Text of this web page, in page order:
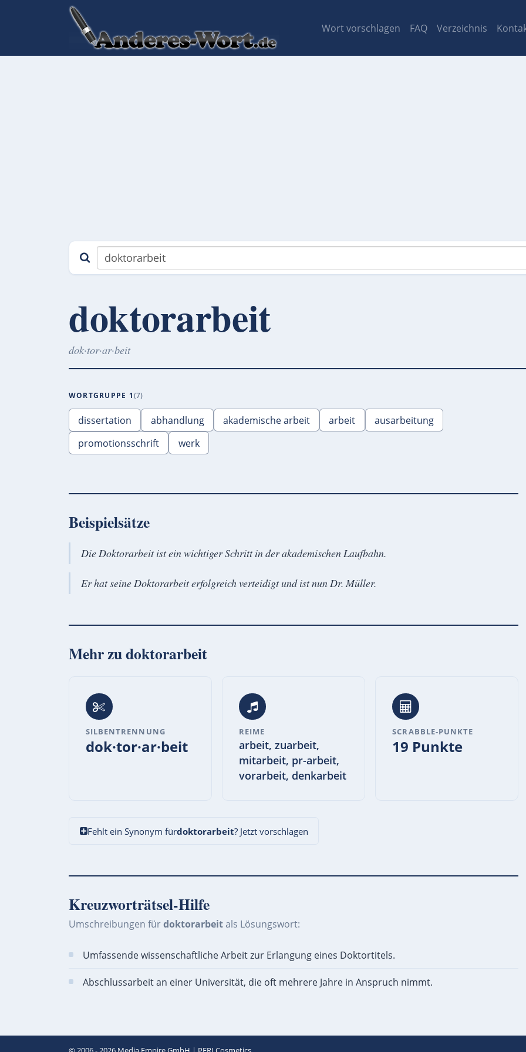
Wort vorschlagen FAQ Verzeichnis
doktorarbeit
dok·tor·ar·beit
WORTGRUPPE 1 7
dissertation abhandlung akademische arbeit arbeit
ausarbeitung
promotionsschrift
werk
Beispielsätze
Die Doktorarbeit ist ein wichtiger Schritt in der akademischen Laufbahn.
Er hat seine Doktorarbeit erfolgreich verteidigt und ist nun Dr. Müller.
Mehr zudoktorarbeit
SILBENTRENNUNG
dok·tor·ar·beit
REIME
arbeit, zuarbeit,
mitarbeit, pr-arbeit,
vorarbeit, denkarbeit
SCRABBLE-PUNKTE
19 Punkte
Fehlt ein Synonym fürdoktorarbeit? Jetzt vorschlagen
Kreuzworträtsel-Hilfe
Umschreibungen fürdoktorarbeitals Lösungswort:
Umfassende wissenschaftliche Arbeit zur Erlangung eines Doktortitels.
Abschlussarbeit an einer Universität, die oft mehrere Jahre in Anspruch nimmt.